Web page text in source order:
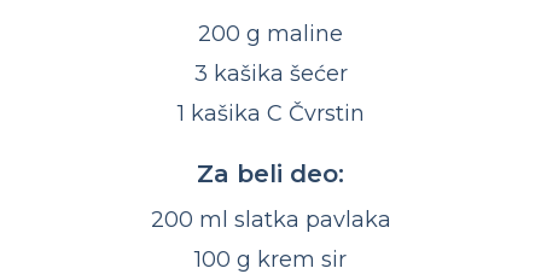
200 g maline
3 kašika šećer
1 kašika C Čvrstin
Za beli deo:
200 ml slatka pavlaka
100 g krem sir